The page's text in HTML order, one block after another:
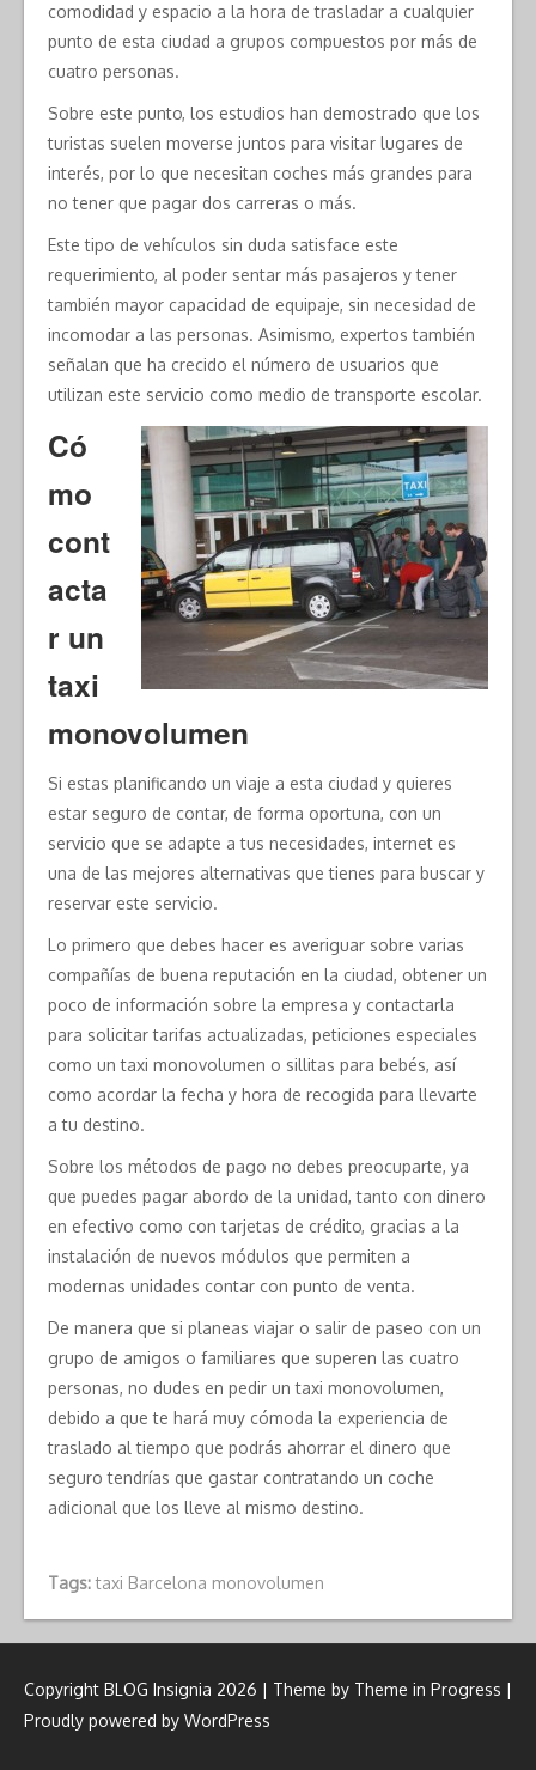
comodidad y espacio a la hora de trasladar a cualquier
punto de esta ciudad a grupos compuestos por más de
cuatro personas.
Sobre este punto, los estudios han demostrado que los
turistas suelen moverse juntos para visitar lugares de
interés, por lo que necesitan coches más grandes para
no tener que pagar dos carreras o más.
Este tipo de vehículos sin duda satisface este
requerimiento, al poder sentar más pasajeros y tener
también mayor capacidad de equipaje, sin necesidad de
incomodar a las personas. Asimismo, expertos también
señalan que ha crecido el número de usuarios que
utilizan este servicio como medio de transporte escolar.
Có
mo
cont
acta
r un
taxi
monovolumen
Si estas planificando un viaje a esta ciudad y quieres
estar seguro de contar, de forma oportuna, con un
servicio que se adapte a tus necesidades, internet es
una de las mejores alternativas que tienes para buscar y
reservar este servicio.
Lo primero que debes hacer es averiguar sobre varias
compañías de buena reputación en la ciudad, obtener un
poco de información sobre la empresa y contactarla
para solicitar tarifas actualizadas, peticiones especiales
como un taxi monovolumen o sillitas para bebés, así
como acordar la fecha y hora de recogida para llevarte
a tu destino.
Sobre los métodos de pago no debes preocuparte, ya
que puedes pagar abordo de la unidad, tanto con dinero
en efectivo como con tarjetas de crédito, gracias a la
instalación de nuevos módulos que permiten a
modernas unidades contar con punto de venta.
De manera que si planeas viajar o salir de paseo con un
grupo de amigos o familiares que superen las cuatro
personas, no dudes en pedir un taxi monovolumen,
debido a que te hará muy cómoda la experiencia de
traslado al tiempo que podrás ahorrar el dinero que
seguro tendrías que gastar contratando un coche
adicional que los lleve al mismo destino.
Tags: taxi Barcelona monovolumen
Copyright BLOG Insignia 2026 | Theme by Theme in Progress |
Proudly powered by WordPress